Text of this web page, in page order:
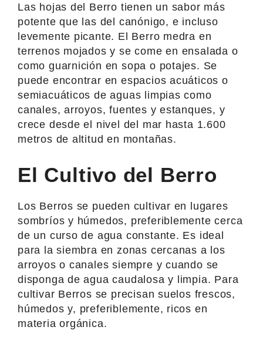
Las hojas del Berro tienen un sabor más
potente que las del canónigo, e incluso
levemente picante. El Berro medra en
terrenos mojados y se come en ensalada o
como guarnición en sopa o potajes. Se
puede encontrar en espacios acuáticos o
semiacuáticos de aguas limpias como
canales, arroyos, fuentes y estanques, y
crece desde el nivel del mar hasta 1.600
metros de altitud en montañas.
El Cultivo del Berro
Los Berros se pueden cultivar en lugares
sombríos y húmedos, preferiblemente cerca
de un curso de agua constante. Es ideal
para la siembra en zonas cercanas a los
arroyos o canales siempre y cuando se
disponga de agua caudalosa y limpia. Para
cultivar Berros se precisan suelos frescos,
húmedos y, preferiblemente, ricos en
materia orgánica.